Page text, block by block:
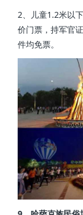
2、儿童1.2米以
价门票，持军官
件均免票。